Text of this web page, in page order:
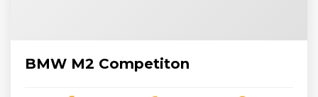
BMW M2 Competiton